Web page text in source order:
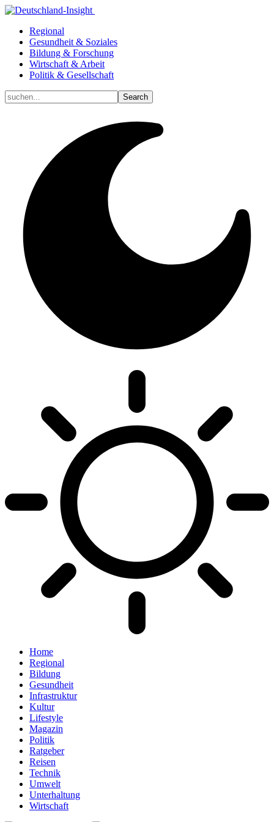
Regional
Gesundheit & Soziales
Bildung & Forschung
Wirtschaft & Arbeit
Politik & Gesellschaft
Home
Regional
Bildung
Gesundheit
Infrastruktur
Kultur
Lifestyle
Magazin
Politik
Ratgeber
Reisen
Technik
Umwelt
Unterhaltung
Wirtschaft